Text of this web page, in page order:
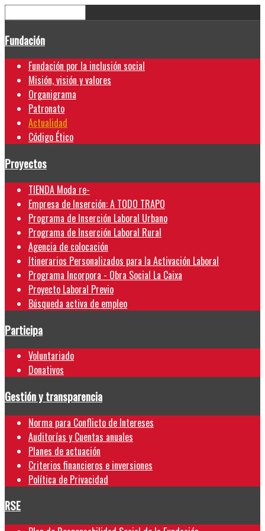
Fundación
Fundación por la inclusión social
Misión, visión y valores
Organigrama
Patronato
Actualidad
Código Ético
Proyectos
TIENDA Moda re-
Empresa de Inserción: A TODO TRAPO
Programa de Inserción Laboral Urbano
Programa de Inserción Laboral Rural
Agencia de colocación
Itinerarios Personalizados para la Activación Laboral
Programa Incorpora - Obra Social La Caixa
Proyecto Laboral Previo
Búsqueda activa de empleo
Participa
Voluntariado
Donativos
Gestión y transparencia
Norma para Conflicto de Intereses
Auditorías y Cuentas anuales
Planes de actuación
Criterios financieros e inversiones
Política de Privacidad
RSE